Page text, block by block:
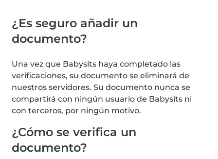
¿Es seguro añadir un
documento?
Una vez que Babysits haya completado las
verificaciones, su documento se eliminará de
nuestros servidores. Su documento nunca se
compartirá con ningún usuario de Babysits ni
con terceros, por ningún motivo.
¿Cómo se verifica un
documento?